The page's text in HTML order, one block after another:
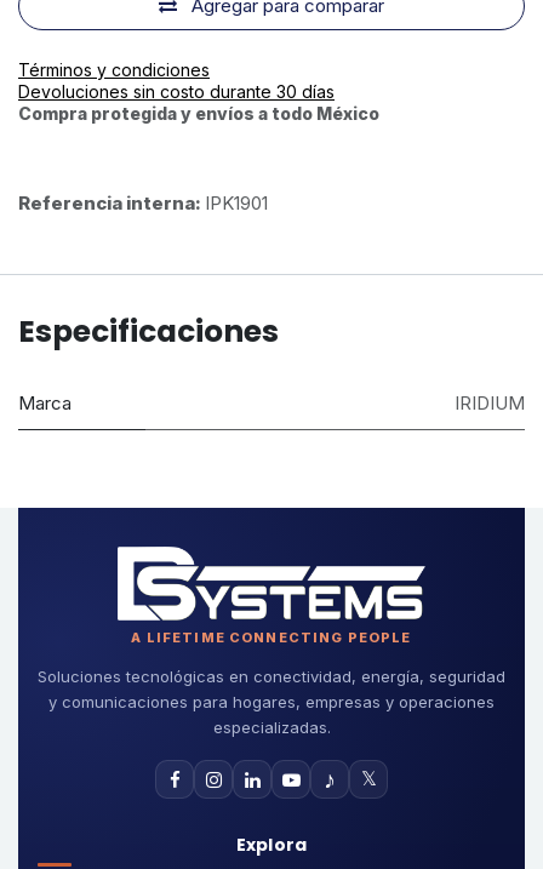
Agregar para comparar
Términos y condiciones
Devoluciones sin costo durante 30 días
Compra protegida y envíos a todo México
Referencia interna: IPK1901
Especificaciones
Marca IRIDIUM
A LIFETIME CONNECTING PEOPLE
Soluciones tecnológicas en conectividad, energía, seguridad
y comunicaciones para hogares, empresas y operaciones
especializadas.
♪ 𝕏
Explora